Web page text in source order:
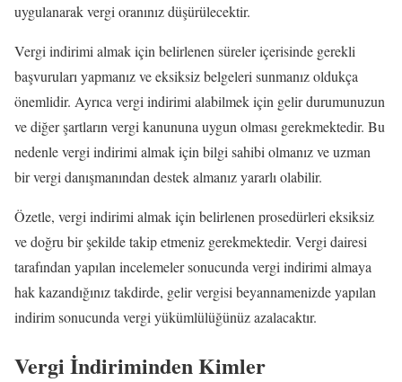
uygulanarak vergi oranınız düşürülecektir.
Vergi indirimi almak için belirlenen süreler içerisinde gerekli
başvuruları yapmanız ve eksiksiz belgeleri sunmanız oldukça
önemlidir. Ayrıca vergi indirimi alabilmek için gelir durumunuzun
ve diğer şartların vergi kanununa uygun olması gerekmektedir. Bu
nedenle vergi indirimi almak için bilgi sahibi olmanız ve uzman
bir vergi danışmanından destek almanız yararlı olabilir.
Özetle, vergi indirimi almak için belirlenen prosedürleri eksiksiz
ve doğru bir şekilde takip etmeniz gerekmektedir. Vergi dairesi
tarafından yapılan incelemeler sonucunda vergi indirimi almaya
hak kazandığınız takdirde, gelir vergisi beyannamenizde yapılan
indirim sonucunda vergi yükümlülüğünüz azalacaktır.
Vergi İndiriminden Kimler